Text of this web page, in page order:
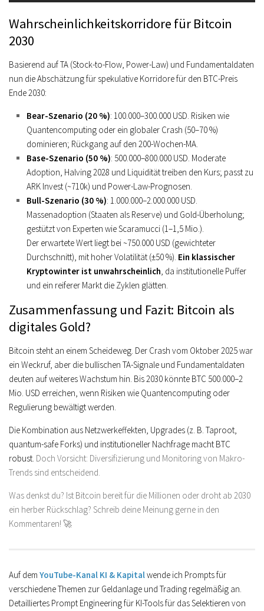
Wahrscheinlichkeitskorridore für Bitcoin
2030
Basierend auf TA (Stock-to-Flow, Power-Law) und Fundamentaldaten
nun die Abschätzung für spekulative Korridore für den BTC-Preis
Ende 2030:
Bear-Szenario (20 %): 100.000–300.000 USD. Risiken wie
Quantencomputing oder ein globaler Crash (50–70 %)
dominieren; Rückgang auf den 200-Wochen-MA.
Base-Szenario (50 %): 500.000–800.000 USD. Moderate
Adoption, Halving 2028 und Liquidität treiben den Kurs; passt zu
ARK Invest (~710k) und Power-Law-Prognosen.
Bull-Szenario (30 %): 1.000.000–2.000.000 USD.
Massenadoption (Staaten als Reserve) und Gold-Überholung;
gestützt von Experten wie Scaramucci (1–1,5 Mio.).
Der erwartete Wert liegt bei ~750.000 USD (gewichteter
Durchschnitt), mit hoher Volatilität (±50 %). Ein klassischer
Kryptowinter ist unwahrscheinlich, da institutionelle Puffer
und ein reiferer Markt die Zyklen glätten.
Zusammenfassung und Fazit: Bitcoin als
digitales Gold?
Bitcoin steht an einem Scheideweg. Der Crash vom Oktober 2025 war
ein Weckruf, aber die bullischen TA-Signale und Fundamentaldaten
deuten auf weiteres Wachstum hin. Bis 2030 könnte BTC 500.000–2
Mio. USD erreichen, wenn Risiken wie Quantencomputing oder
Regulierung bewältigt werden.
Die Kombination aus Netzwerkeffekten, Upgrades (z. B. Taproot,
quantum-safe Forks) und institutioneller Nachfrage macht BTC
robust. Doch Vorsicht: Diversifizierung und Monitoring von Makro-
Trends sind entscheidend.
Was denkst du? Ist Bitcoin bereit für die Millionen oder droht ab 2030
ein herber Rückschlag? Schreib deine Meinung gerne in den
Kommentaren! 🚀
Auf dem YouTube-Kanal KI & Kapitalwende ich Prompts für
verschiedene Themen zur Geldanlage und Trading regelmäßig an.
Detailliertes Prompt Engineering für KI-Tools für das Selektieren von